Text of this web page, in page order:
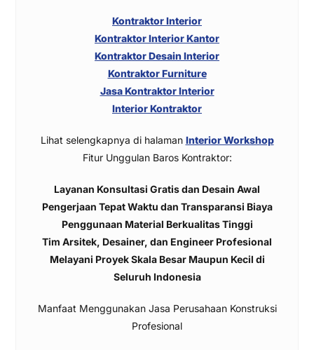
Kontraktor Interior
Kontraktor Interior Kantor
Kontraktor Desain Interior
Kontraktor Furniture
Jasa Kontraktor Interior
Interior Kontraktor
Lihat selengkapnya di halaman Interior Workshop
Fitur Unggulan Baros Kontraktor:
Layanan Konsultasi Gratis dan Desain Awal
Pengerjaan Tepat Waktu dan Transparansi Biaya
Penggunaan Material Berkualitas Tinggi
Tim Arsitek, Desainer, dan Engineer Profesional
Melayani Proyek Skala Besar Maupun Kecil di
Seluruh Indonesia
Manfaat Menggunakan Jasa Perusahaan Konstruksi
Profesional